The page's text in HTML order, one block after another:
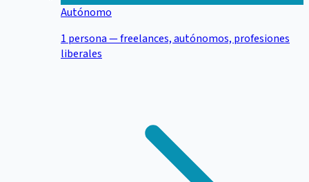
Autónomo
1 persona — freelances, autónomos, profesiones
liberales